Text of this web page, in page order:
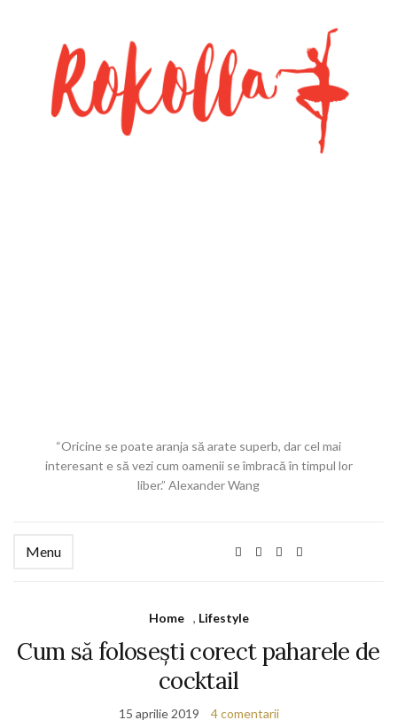
“Oricine se poate aranja să arate superb, dar cel mai
interesant e să vezi cum oamenii se îmbracă în timpul lor
liber.” Alexander Wang
Menu
Home , Lifestyle
Cum să folosești corect paharele de
cocktail
15 aprilie 2019 4 comentarii